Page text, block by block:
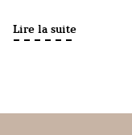
Lire la suite